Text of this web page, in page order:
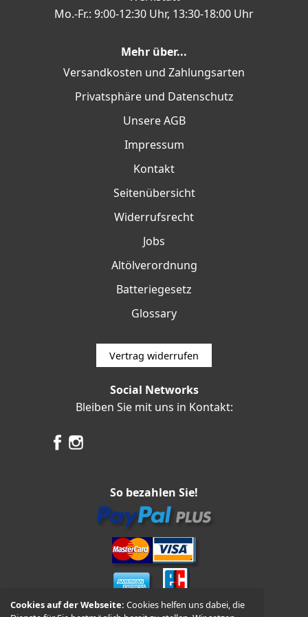
Cookies auf der Webseite:Cookies helfen uns dabei, die
Mo.-Fr.: 9:00-12:30 Uhr, 13:30-18:00 Uhr
Mehr über...
Versandkosten und Zahlungsarten
Privatsphäre und Datenschutz
Unsere AGB
Impressum
Kontakt
Seitenübersicht
Widerrufsrecht
Jobs
Altölverordnung
Batteriegesetz
Glossary
Vertrag widerrufen
Social Networks
Bleiben Sie mit uns in Kontakt:
So bezahlen Sie!